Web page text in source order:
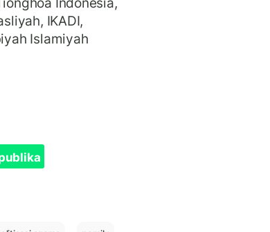
IKADI,
Islamiyah